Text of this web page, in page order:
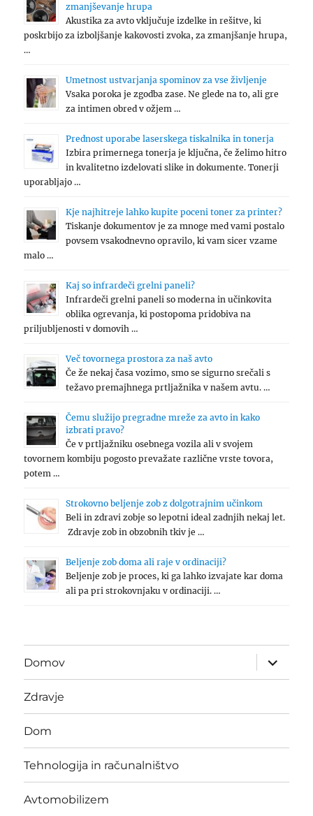
zmanjševanje hrupa
Akustika za avto vključuje izdelke in rešitve, ki
poskrbijo za izboljšanje kakovosti zvoka, za zmanjšanje hrupa,
…
Umetnost ustvarjanja spominov za vse življenje
Vsaka poroka je zgodba zase. Ne glede na to, ali gre
za intimen obred v ožjem …
Prednost uporabe laserskega tiskalnika in tonerja
Izbira primernega tonerja je ključna, če želimo hitro
in kvalitetno izdelovati slike in dokumente. Tonerji
uporabljajo …
Kje najhitreje lahko kupite poceni toner za printer?
Tiskanje dokumentov je za mnoge med vami postalo
povsem vsakodnevno opravilo, ki vam sicer vzame
malo …
Kaj so infrardeči grelni paneli?
Infrardeči grelni paneli so moderna in učinkovita
oblika ogrevanja, ki postopoma pridobiva na
priljubljenosti v domovih …
Več tovornega prostora za naš avto
Če že nekaj časa vozimo, smo se sigurno srečali s
težavo premajhnega prtljažnika v našem avtu. …
Čemu služijo pregradne mreže za avto in kako
izbrati pravo?
Če v prtljažniku osebnega vozila ali v svojem
tovornem kombiju pogosto prevažate različne vrste tovora,
potem …
Strokovno beljenje zob z dolgotrajnim učinkom
Beli in zdravi zobje so lepotni ideal zadnjih nekaj let.
Zdravje zob in obzobnih tkiv je …
Beljenje zob doma ali raje v ordinaciji?
Beljenje zob je proces, ki ga lahko izvajate kar doma
ali pa pri strokovnjaku v ordinaciji. …
Domov
expand
child
menu
Zdravje
Dom
Tehnologija in računalništvo
Avtomobilizem